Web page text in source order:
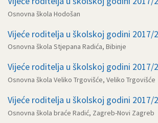
Osnovna škola Hodošan
Vijeće roditelja u školskoj godini 2017/
Osnovna škola Stjepana Radića, Bibinje
Vijeće roditelja u školskoj godini 2017/
Osnovna škola Veliko Trgovišće, Veliko Trgovišće
Vijeće roditelja u školskoj godini 2017/
Osnovna škola braće Radić, Zagreb-Novi Zagreb